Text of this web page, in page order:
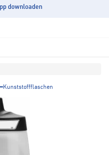
downloaden
Kunststoffflaschen